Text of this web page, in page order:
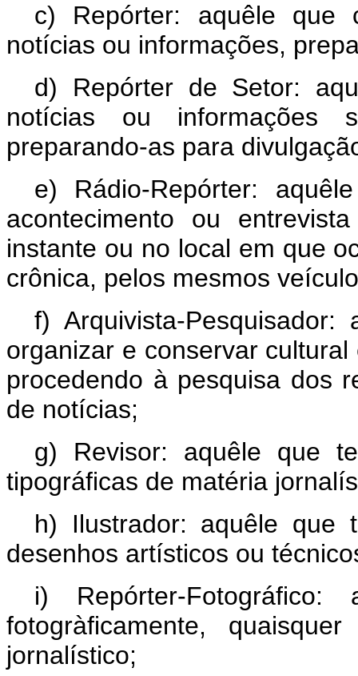
c) Repórter: aquêle que
notícias ou informações,
d) Repórter de Setor:
notícias ou informações
preparando-as para
e) Rádio-Repórter:
acontecimento ou
instante ou no local em que
crônica, pelos mesmos
f) Arquivista-
organizar e conservar
procedendo à pesquisa dos
de notícias;
g) Revisor: aquêle que
tipográficas de matéria
h) Ilustrador: aquêle que
desenhos artísticos ou
i) Repórter-
fotogràficamente,
jornalístico;